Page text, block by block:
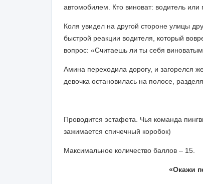
автомобилем. Кто виноват: водитель
Коля увидел на другой стороне улицы
быстрой реакции водителя, который
вопрос: «Считаешь ли ты себя
Амина переходила дорогу, и загорелся
девочка остановилась на полосе,
Проводится эстафета. Чья команда
зажимается спичечный коробок)
Максимальное количество баллов – 15.
«Окажи